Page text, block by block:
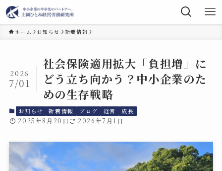
ホーム お知らせ 新着情報
社会保険適用拡大「負担増」に
どう立ち向かう？中小企業のた
めの生存戦略
2026
7/01
お知らせ 新着情報 ブログ 経営 成長
2025年8月20日 2026年7月1日